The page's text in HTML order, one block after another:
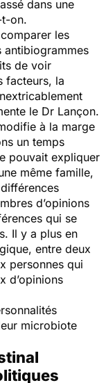
dans une
on.
les
de voir
facteurs, la
le Dr Lançon.
à la marge
un temps
pouvait expliquer
même famille,
d’opinions
qui se
Il y a plus en
entre deux
personnes qui
d’opinions
microbiote